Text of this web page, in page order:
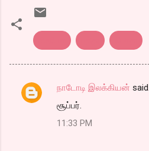
C
நாடோடி இலக்கியன் said…
சூப்பர்.
11:33 PM